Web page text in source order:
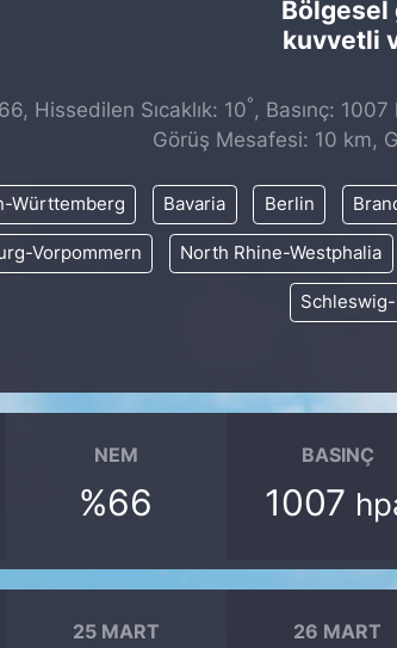
kuvvetli
Hissedilen Sıcaklık: 10° , Basınç:
Görüş Mesafesi: 10 km,
Württemberg Bavaria Berlin
Vorpommern North Rhine-Westphalia
NEM
%66
BASINÇ
1007
25 MART 26 MART